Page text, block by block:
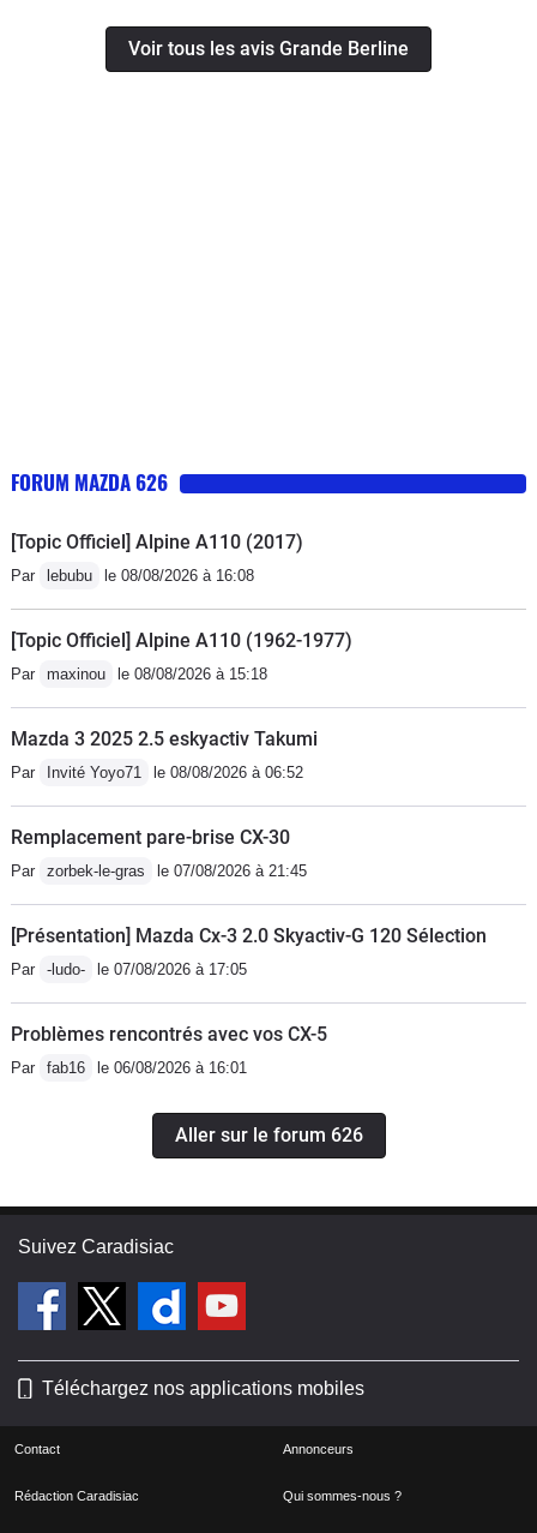
Voir tous les avis Grande Berline
FORUM MAZDA 626
[Topic Officiel] Alpine A110 (2017)
Par lebubu le 08/08/2026 à 16:08
[Topic Officiel] Alpine A110 (1962-1977)
Par maxinou le 08/08/2026 à 15:18
Mazda 3 2025 2.5 eskyactiv Takumi
Par Invité Yoyo71 le 08/08/2026 à 06:52
Remplacement pare-brise CX-30
Par zorbek-le-gras le 07/08/2026 à 21:45
[Présentation] Mazda Cx-3 2.0 Skyactiv-G 120 Sélection
Par -ludo- le 07/08/2026 à 17:05
Problèmes rencontrés avec vos CX-5
Par fab16 le 06/08/2026 à 16:01
Aller sur le forum 626
Suivez Caradisiac
Téléchargez nos applications mobiles
Contact Annonceurs
Rédaction Caradisiac Qui sommes-nous ?